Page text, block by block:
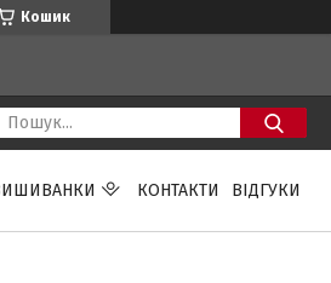
Кошик
КОНТАКТИ ВІДГУКИ